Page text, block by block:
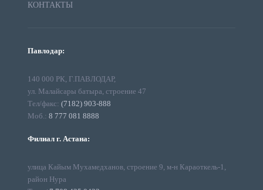
КОНТАКТЫ
Павлодар:
140 000 РК, Г.ПАВЛОДАР,
ул. Малайсары батыра, строение 47
Тел/факс: (7182) 903-888
Моб.: 8 777 081 8888
Филиал г. Астана:
улица Кайым Мухамедханов, строение 9, м-н Караоткель-1,
район Нура